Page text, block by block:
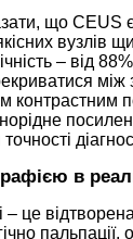
що CEUS
вузлів
– від
між
контрастним
в
це
пальпації,